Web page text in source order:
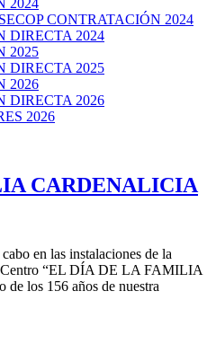
2024
CONTRATACIÓN 2024
DIRECTA 2024
2025
DIRECTA 2025
2026
DIRECTA 2026
2026
CARDENALICIA
en las instalaciones de la
Centro “EL DÍA DE LA FAMILIA
los 156 años de nuestra